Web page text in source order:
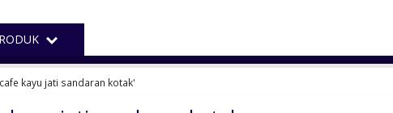
kayu jati sandaran kotak'